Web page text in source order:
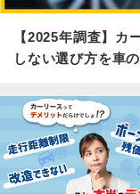
【2025年調査】カ
しない選び方を車